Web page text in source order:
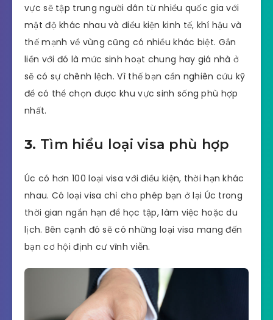
vực sẽ tập trung người dân từ nhiều quốc gia với
mật độ khác nhau và điều kiện kinh tế, khí hậu và
thế mạnh về vùng cũng có nhiều khác biệt. Gắn
liền với đó là mức sinh hoạt chung hay giá nhà ở
sẽ có sự chênh lệch. Vì thế bạn cần nghiên cứu kỹ
để có thể chọn được khu vực sinh sống phù hợp
nhất.
3. Tìm hiểu loại visa phù hợp
Úc có hơn 100 loại visa với điều kiện, thời hạn khác
nhau. Có loại visa chỉ cho phép bạn ở lại Úc trong
thời gian ngắn hạn để học tập, làm việc hoặc du
lịch. Bên cạnh đó sẽ có những loại visa mang đến
bạn cơ hội định cư vĩnh viễn.